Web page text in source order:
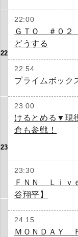
22
22:00
ＧＴＯ ＃０２
どうする
22:54
プライムボック
23
23:00
けるとめる▼現
倉も参戦！
23:30
ＦＮＮ Ｌｉｖ
谷翔平】
24:15
ＭＯＮＤＡＹ